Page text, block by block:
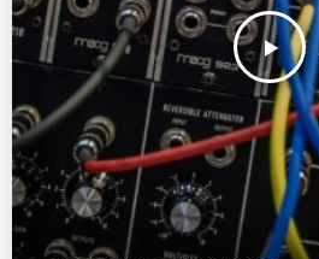
play_arrow